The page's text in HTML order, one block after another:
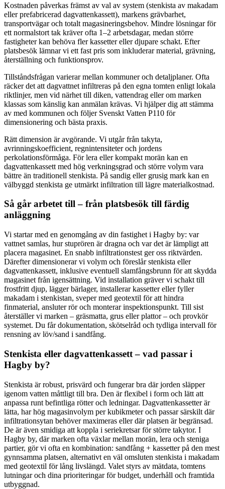
Kostnaden påverkas främst av val av system (stenkista av makadam
eller prefabricerad dagvattenkassett), markens grävbarhet,
transportvägar och totalt magasineringsbehov. Mindre lösningar för
ett normalstort tak kräver ofta 1–2 arbetsdagar, medan större
fastigheter kan behöva fler kassetter eller djupare schakt. Efter
platsbesök lämnar vi ett fast pris som inkluderar material, grävning,
återställning och funktionsprov.
Tillståndsfrågan varierar mellan kommuner och detaljplaner. Ofta
räcker det att dagvattnet infiltreras på den egna tomten enligt lokala
riktlinjer, men vid närhet till diken, vattendrag eller om marken
klassas som känslig kan anmälan krävas. Vi hjälper dig att stämma
av med kommunen och följer Svenskt Vatten P110 för
dimensionering och bästa praxis.
Rätt dimension är avgörande. Vi utgår från takyta,
avrinningskoefficient, regnintensiteter och jordens
perkolationsförmåga. För lera eller kompakt morän kan en
dagvattenkassett med hög verkningsgrad och större volym vara
bättre än traditionell stenkista. På sandig eller grusig mark kan en
välbyggd stenkista ge utmärkt infiltration till lägre materialkostnad.
Så går arbetet till – från platsbesök till färdig
anläggning
Vi startar med en genomgång av din fastighet i Hagby by: var
vattnet samlas, hur stuprören är dragna och var det är lämpligt att
placera magasinet. En snabb infiltrationstest ger oss riktvärden.
Därefter dimensionerar vi volym och föreslår stenkista eller
dagvattenkassett, inklusive eventuell slamfångsbrunn för att skydda
magasinet från igensättning. Vid installation gräver vi schakt till
frostfritt djup, lägger bärlager, installerar kassetter eller fyller
makadam i stenkistan, sveper med geotextil för att hindra
finmaterial, ansluter rör och monterar inspektionspunkt. Till sist
återställer vi marken – gräsmatta, grus eller plattor – och provkör
systemet. Du får dokumentation, skötselråd och tydliga intervall för
rensning av löv/sand i sandfång.
Stenkista eller dagvattenkassett – vad passar i
Hagby by?
Stenkista är robust, prisvärd och fungerar bra där jorden släpper
igenom vatten måttligt till bra. Den är flexibel i form och lätt att
anpassa runt befintliga rötter och ledningar. Dagvattenkassetter är
lätta, har hög magasinvolym per kubikmeter och passar särskilt där
infiltrationsytan behöver maximeras eller där platsen är begränsad.
De är även smidiga att koppla i seriekretsar för större takytor. I
Hagby by, där marken ofta växlar mellan morän, lera och steniga
partier, gör vi ofta en kombination: sandfång + kassetter på den mest
gynnsamma platsen, alternativt en väl omsluten stenkista i makadam
med geotextil för lång livslängd. Valet styrs av mätdata, tomtens
lutningar och dina prioriteringar för budget, underhåll och framtida
utbyggnad.